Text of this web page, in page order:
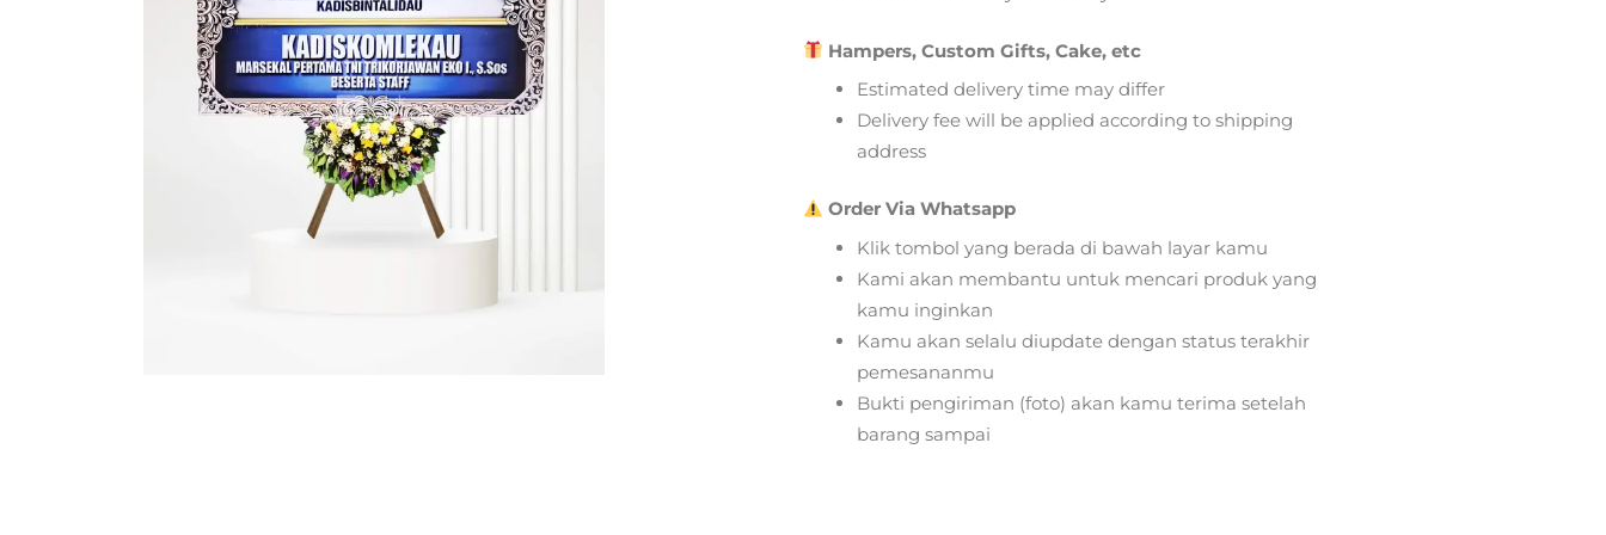
Hampers, Custom Gifts, Cake, etc
Estimated delivery time may differ
Delivery fee will be applied according to shipping
address
Order Via Whatsapp
Klik tombol yang berada di bawah layar kamu
Kami akan membantu untuk mencari produk yang
kamu inginkan
Kamu akan selalu diupdate dengan status terakhir
pemesananmu
Bukti pengiriman (foto) akan kamu terima setelah
barang sampai